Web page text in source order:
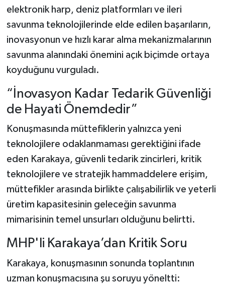
elektronik harp, deniz platformları ve ileri
savunma teknolojilerinde elde edilen başarıların,
inovasyonun ve hızlı karar alma mekanizmalarının
savunma alanındaki önemini açık biçimde ortaya
koyduğunu vurguladı.
“İnovasyon Kadar Tedarik Güvenliği
de Hayati Önemdedir”
Konuşmasında müttefiklerin yalnızca yeni
teknolojilere odaklanmaması gerektiğini ifade
eden Karakaya, güvenli tedarik zincirleri, kritik
teknolojilere ve stratejik hammaddelere erişim,
müttefikler arasında birlikte çalışabilirlik ve yeterli
üretim kapasitesinin geleceğin savunma
mimarisinin temel unsurları olduğunu belirtti.
MHP'li Karakaya’dan Kritik Soru
Karakaya, konuşmasının sonunda toplantının
uzman konuşmacısına şu soruyu yöneltti: